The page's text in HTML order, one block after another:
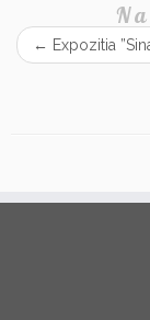
← Expozitia